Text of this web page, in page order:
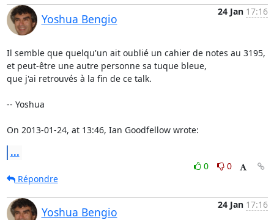
Yoshua Bengio
24 Jan 17:16
Il semble que quelqu'un ait oublié un cahier de notes au 3195,
et peut-être une autre personne sa tuque bleue,
que j'ai retrouvés à la fin de ce talk.
-- Yoshua
On 2013-01-24, at 13:46, Ian Goodfellow wrote:
...
0
0
Répondre
Yoshua Bengio
24 Jan 17:16